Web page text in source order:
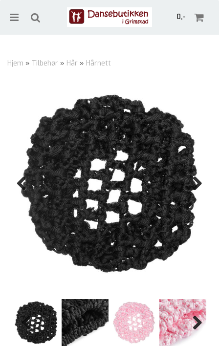
0,-
Hjem » Tilbehør » Hår » Hårnett
Previous Next
Previous Next